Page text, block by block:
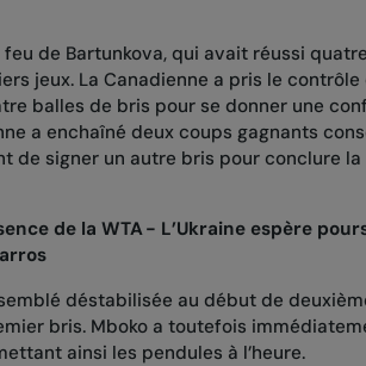
de Bartunkova, qui avait réussi
jeux. La Canadienne a pris le
balles de bris pour se donner une
a enchaîné deux coups gagnants
de signer un autre bris pour conclure la
de la WTA - L’Ukraine espère
déstabilisée au début de
bris. Mboko a toutefois
ainsi les pendules à l’heure.